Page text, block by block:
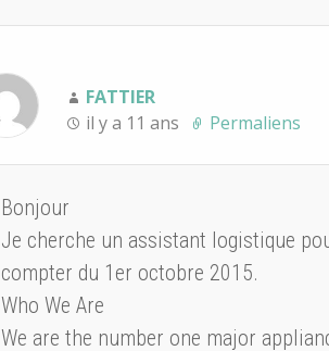
FATTIER
il y a 11 ans
Permaliens
Bonjour
Je cherche un assistant logistique
compter du 1er octobre 2015.
Who We Are
We are the number one major